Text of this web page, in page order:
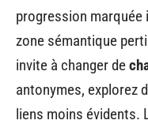
progression marquée
zone sémantique
invite à changer de
antonymes, explorez
liens moins évidents.